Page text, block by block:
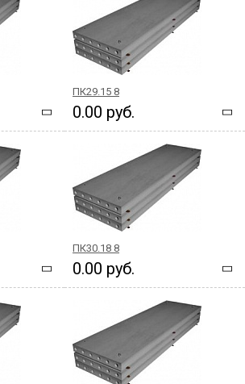
ПК29.15 8
0.00 руб.
ПК30.18 8
0.00 руб.